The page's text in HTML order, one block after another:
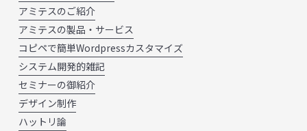
アミテスのご紹介
アミテスの製品・サービス
コピペで簡単Wordpressカスタマイズ
システム開発的雑記
セミナーの御紹介
デザイン制作
ハットリ論